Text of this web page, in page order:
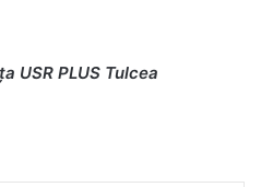
USR PLUS Tulcea